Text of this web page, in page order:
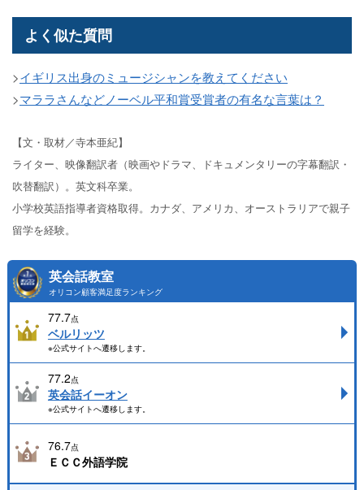
よく似た質問
>イギリス出身のミュージシャンを教えてください
>マララさんなどノーベル平和賞受賞者の有名な言葉は？
【文・取材／寺本亜紀】
ライター、映像翻訳者（映画やドラマ、ドキュメンタリーの字幕翻訳・
吹替翻訳）。英文科卒業。
小学校英語指導者資格取得。カナダ、アメリカ、オーストラリアで親子
留学を経験。
英会話教室
オリコン顧客満足度ランキング
77.7点
ベルリッツ
※公式サイトへ遷移します。
77.2点
英会話イーオン
※公式サイトへ遷移します。
76.7点
ＥＣＣ外語学院